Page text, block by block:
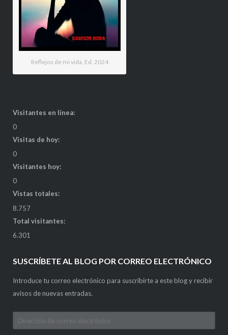
Reflejos de mi vida. Ed. 2024
Visitantes en línea:
0
Visitas de hoy:
0
Visitantes hoy:
0
Vistas totales:
8.757
Total visitantes:
6.301
SUSCRÍBETE AL BLOG POR CORREO ELECTRÓNICO
Introduce tu correo electrónico para suscribirte a este blog y recibir
avisos de nuevas entradas.
Dirección
de